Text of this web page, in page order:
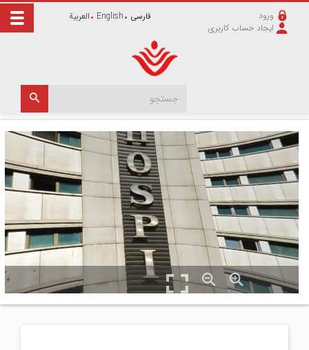
ورود
ایجاد حساب کاربری
فارسی English العربیة